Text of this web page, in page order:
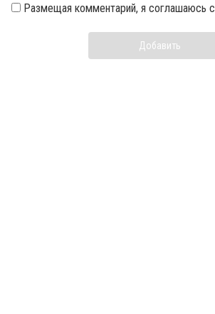
Размещая комментарий, я соглашаюсь с
Добавить